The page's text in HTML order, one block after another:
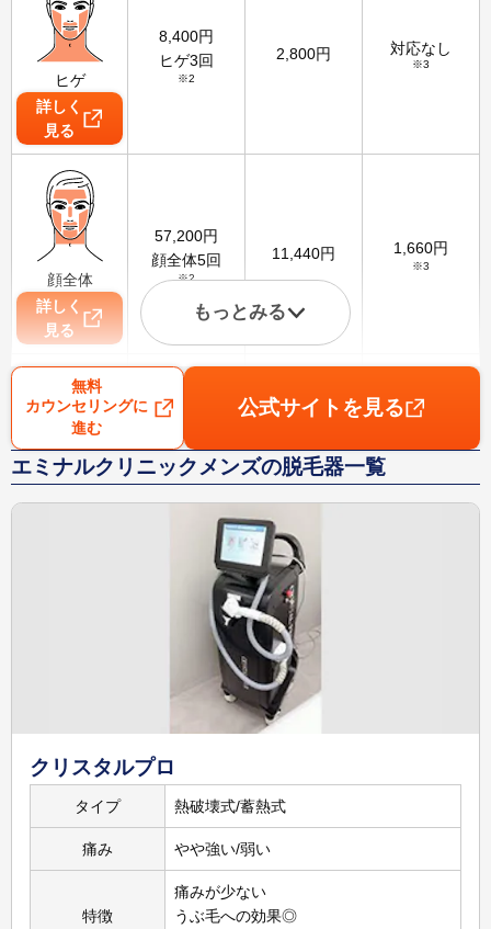
ヒゲ
詳しく
見る
8,400円
ヒゲ3回
※2
2,800円 対応なし
※3
顔全体
詳しく
見る
57,200円
顔全体5回
※2
11,440円 1,660円
※3
VIO
詳しく
78,000
VIO5回
※2
15,600円 2,260円
円
15,000
脚5回
もっとみる
無料
カウンセリングに
進む
公式サイトを見る
エミナルクリニックメンズの脱毛器一覧
クリスタルプロ
タイプ 熱破壊式/蓄熱式
痛み やや強い/弱い
特徴
痛みが少ない
うぶ毛への効果◎